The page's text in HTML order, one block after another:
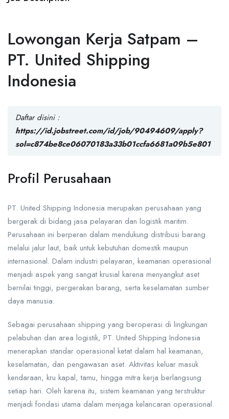
Lowongan Kerja Satpam –
PT. United Shipping
Indonesia
Daftar disini :
https://id.jobstreet.com/id/job/90494609/apply?
sol=c874be8ce06070183a33b01ccfa6681a09b5e801
Profil Perusahaan
PT. United Shipping Indonesia merupakan perusahaan yang
bergerak di bidang jasa pelayaran dan logistik maritim.
Perusahaan ini berperan dalam mendukung distribusi barang
melalui jalur laut, baik untuk kebutuhan domestik maupun
internasional. Dalam industri pelayaran, keamanan operasional
menjadi aspek yang sangat krusial karena menyangkut aset
bernilai tinggi, pergerakan barang, serta keselamatan sumber
daya manusia.
Sebagai perusahaan shipping yang beroperasi di lingkungan
pelabuhan dan area logistik, PT. United Shipping Indonesia
menerapkan standar operasional ketat dalam hal keamanan,
keselamatan, dan pengawasan aset. Aktivitas keluar masuk
kendaraan, kru kapal, tamu, hingga mitra kerja berlangsung
setiap hari. Oleh karena itu, sistem keamanan yang terstruktur
menjadi fondasi utama dalam menjaga kelancaran operasional.